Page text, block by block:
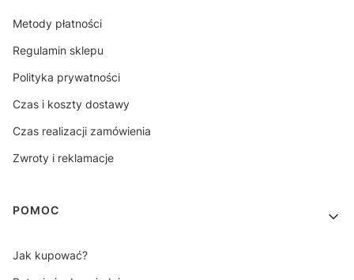
Metody płatności
Regulamin sklepu
Polityka prywatności
Czas i koszty dostawy
Czas realizacji zamówienia
Zwroty i reklamacje
POMOC
Jak kupować?